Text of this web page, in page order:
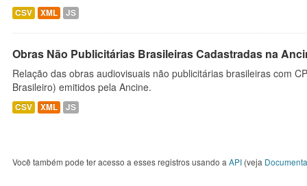
CSV XML JS
Obras Não Publicitárias Brasileiras Cadastradas na
Relação das obras audiovisuais não publicitárias brasileiras com
Brasileiro) emitidos pela Ancine.
CSV XML JS
Você também pode ter acesso a esses registros usando a API (veja